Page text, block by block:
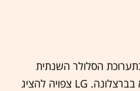
הסלולר השנתית
MWC שתיפתח בשבוע הבא בברצלונה. LG צפויה להציג